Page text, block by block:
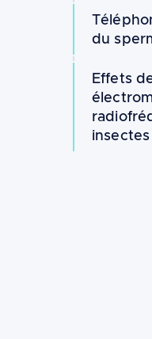
du
Effets
insectes